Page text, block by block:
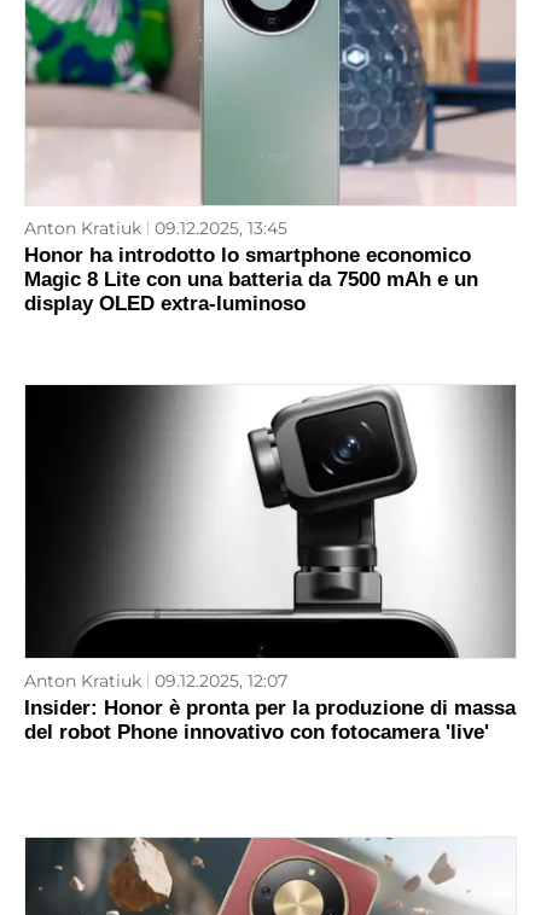
Anton Kratiuk 09.12.2025, 13:45
Honor ha introdotto lo smartphone economico
Magic 8 Lite con una batteria da 7500 mAh e un
display OLED extra-luminoso
Anton Kratiuk 09.12.2025, 12:07
Insider: Honor è pronta per la produzione di massa
del robot Phone innovativo con fotocamera 'live'